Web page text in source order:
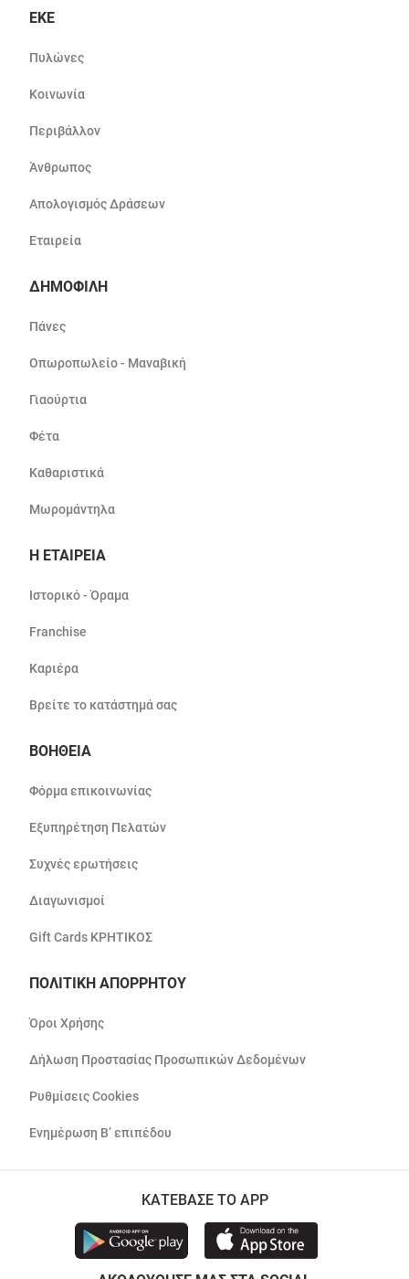
ΕΚΕ
Πυλώνες
Κοινωνία
Περιβάλλον
Άνθρωπος
Απολογισμός Δράσεων
Εταιρεία
ΔΗΜΟΦΙΛΗ
Πάνες
Οπωροπωλείο - Μαναβική
Γιαούρτια
Φέτα
Καθαριστικά
Μωρομάντηλα
Η ΕΤΑΙΡΕΙΑ
Ιστορικό - Όραμα
Franchise
Καριέρα
Βρείτε το κατάστημά σας
ΒΟΗΘΕΙΑ
Φόρμα επικοινωνίας
Εξυπηρέτηση Πελατών
Συχνές ερωτήσεις
Διαγωνισμοί
Gift Cards ΚΡΗΤΙΚΟΣ
ΠΟΛΙΤΙΚΗ ΑΠΟΡΡΗΤΟΥ
Όροι Χρήσης
Δήλωση Προστασίας Προσωπικών Δεδομένων
Ρυθμίσεις Cookies
Ενημέρωση Β’ επιπέδου
ΚΑΤΕΒΑΣΕ ΤΟ APP